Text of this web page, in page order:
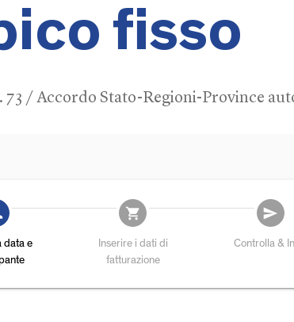
fisso
/ Accordo Stato-Regioni-Province
data e
shopping_cart
Inserire i dati di
fatturazione
send
Controlla &